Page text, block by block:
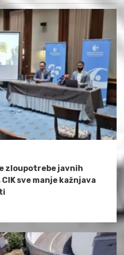
zloupotrebe javnih
sve manje kažnjava